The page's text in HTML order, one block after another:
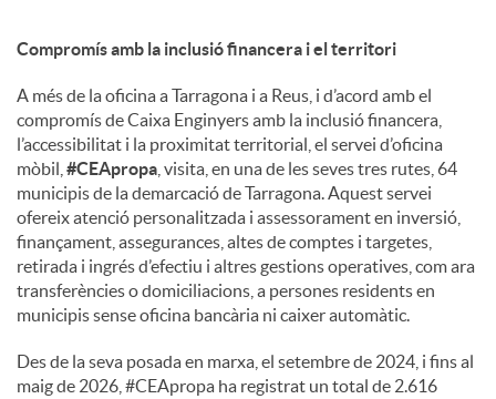
Compromís amb la inclusió financera i el territori
A més de la oficina a Tarragona i a Reus, i d’acord amb el
compromís de Caixa Enginyers amb la inclusió financera,
l’accessibilitat i la proximitat territorial, el servei d’oficina
mòbil, #CEApropa , visita, en una de les seves tres rutes, 64
municipis de la demarcació de Tarragona. Aquest servei
ofereix atenció personalitzada i assessorament en inversió,
finançament, assegurances, altes de comptes i targetes,
retirada i ingrés d’efectiu i altres gestions operatives, com ara
transferències o domiciliacions, a persones residents en
municipis sense oficina bancària ni caixer automàtic.
Des de la seva posada en marxa, el setembre de 2024, i fins al
maig de 2026, #CEApropa ha registrat un total de 2.616